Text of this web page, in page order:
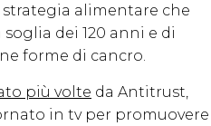
strategia alimentare che
dei 120 anni e di
forme di cancro.
più volte da Antitrust,
in tv per promuovere